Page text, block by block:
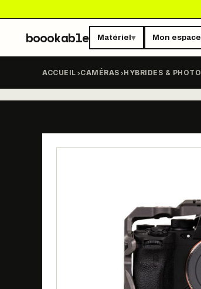
boookable Matériel▾ Mon espace
ACCUEIL ›CAMÉRAS ›HYBRIDES & PHOTO